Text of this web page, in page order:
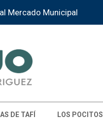
Mercado Municipal
DE TAFÍ LOS POCITOS